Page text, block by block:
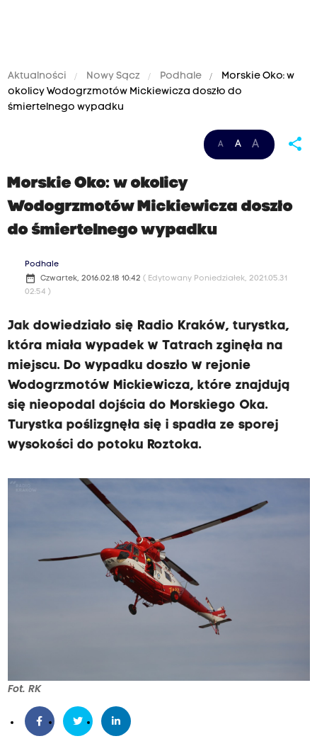
Aktualności Nowy Sącz Podhale
Morskie Oko: w
okolicy Wodogrzmotów Mickiewicza doszło do
śmiertelnego wypadku
A A A share
Morskie Oko: w okolicy
Wodogrzmotów Mickiewicza doszło
do śmiertelnego wypadku
Podhale
date_range Czwartek, 2016.02.18 10:42 ( Edytowany Poniedziałek, 2021.05.31
02:54 )
Jak dowiedziało się Radio Kraków, turystka,
która miała wypadek w Tatrach zginęła na
miejscu. Do wypadku doszło w rejonie
Wodogrzmotów Mickiewicza, które znajdują
się nieopodal dojścia do Morskiego Oka.
Turystka poślizgnęła się i spadła ze sporej
wysokości do potoku Roztoka.
Fot. RK